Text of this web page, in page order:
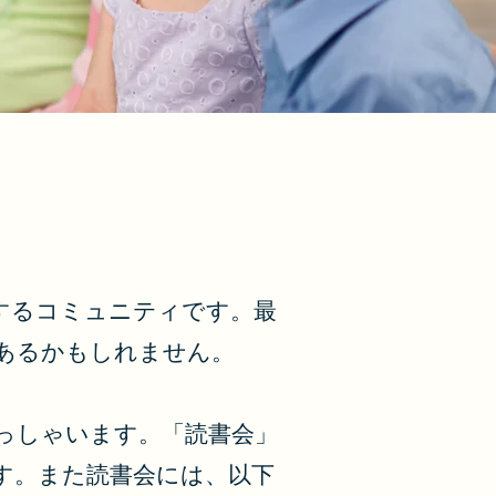
るコミュニティです。最
かもしれません。
ゃいます。「読書会」
。また読書会には、以下